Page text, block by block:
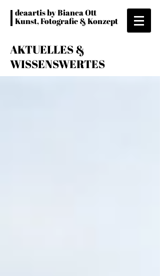
deaartis by Bianca Ott
Kunst, Fotografie & Konzept
AKTUELLES &
WISSENSWERTES